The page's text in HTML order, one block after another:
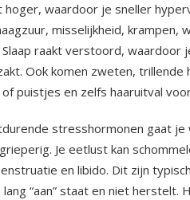
hoger, waardoor je sneller
misselijkheid, krampen,
Slaap raakt verstoord,
Ook komen zweten, trillende
puistjes en zelfs haaruitval
stresshormonen gaat
Je eetlust kan
en libido. Dit zijn
“aan” staat en niet herstelt.